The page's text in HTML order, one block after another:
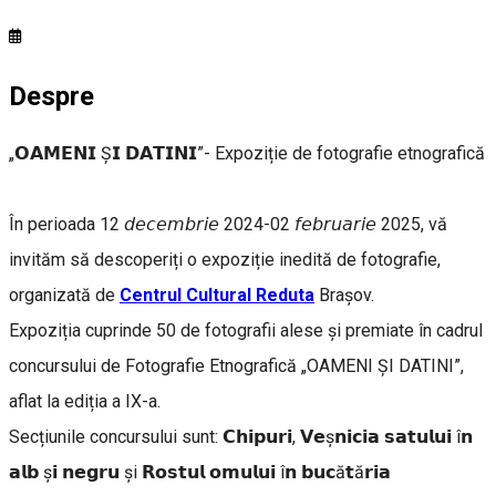
Despre
„𝗢𝗔𝗠𝗘𝗡𝗜 Ș𝗜 𝗗𝗔𝗧𝗜𝗡𝗜”- Expoziție de fotografie etnografică
În perioada 12 𝘥𝘦𝘤𝘦𝘮𝘣𝘳𝘪𝘦 2024-02 𝘧𝘦𝘣𝘳𝘶𝘢𝘳𝘪𝘦 2025, vă
invităm să descoperiți o expoziție inedită de fotografie,
organizată de Centrul Cultural Reduta Brașov.
Expoziția cuprinde 50 de fotografii alese și premiate în cadrul
concursului de Fotografie Etnografică „OAMENI ȘI DATINI”,
aflat la ediția a IX-a.
Secțiunile concursului sunt: 𝗖𝗵𝗶𝗽𝘂𝗿𝗶, 𝗩𝗲ș𝗻𝗶𝗰𝗶𝗮 𝘀𝗮𝘁𝘂𝗹𝘂𝗶 î𝗻
𝗮𝗹𝗯 ș𝗶 𝗻𝗲𝗴𝗿𝘂 și 𝗥𝗼𝘀𝘁𝘂𝗹 𝗼𝗺𝘂𝗹𝘂𝗶 î𝗻 𝗯𝘂𝗰ă𝘁ă𝗿𝗶𝗮